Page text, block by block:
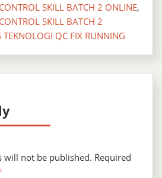
SKILL BATCH 2 ONLINE,
SKILL BATCH 2
TEKNOLOGI QC FIX RUNNING
will not be published. Required